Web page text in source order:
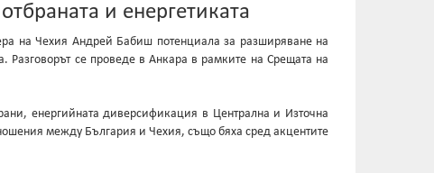
и енергетиката
на Чехия Андрей Бабиш потенциала за разширяване на
Разговорът се проведе в Анкара в рамките на Срещата на
енергийната диверсификация в Централна и Източна
между България и Чехия, също бяха сред акцентите